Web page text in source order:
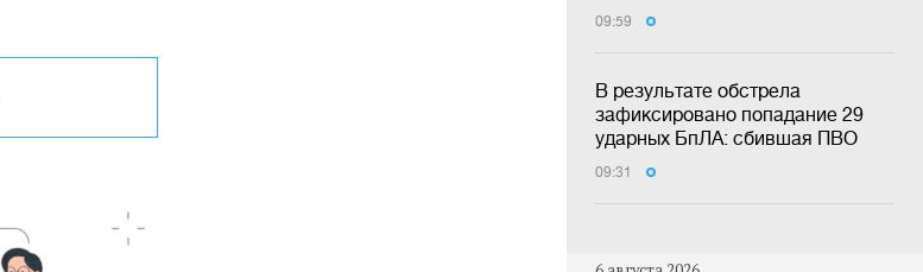
09:59
В результате обстрела
зафиксировано попадание 29
ударных БпЛА: сбившая ПВО
09:31